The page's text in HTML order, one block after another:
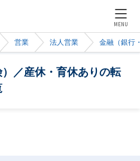
MENU
営業 法人営業 金融（銀行
／産休・育休ありの転